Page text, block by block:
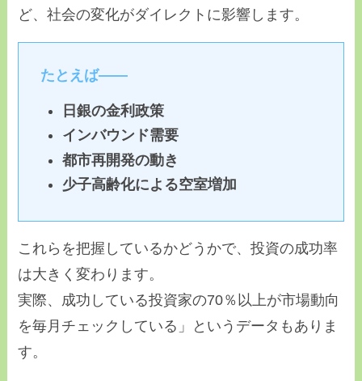
ど、社会の変化がダイレクトに影響します。
たとえば――
日銀の金利政策
インバウンド需要
都市再開発の動き
少子高齢化による空室増加
これらを把握しているかどうかで、投資の成功率
は大きく変わります。
実際、成功している投資家の70％以上が市場動向
を毎月チェックしている」というデータもありま
す。